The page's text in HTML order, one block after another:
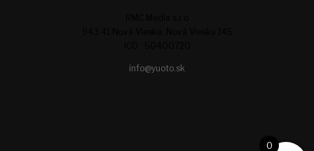
info@yuoto.sk
0